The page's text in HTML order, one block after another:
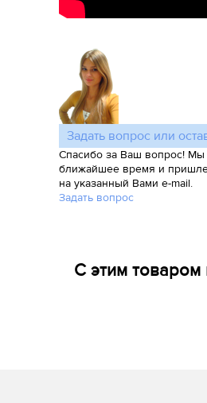
Задать вопрос или
Спасибо за Ваш вопрос! Мы
ближайшее время и
на указанный Вами e-mail.
Задать вопрос
С этим товаром